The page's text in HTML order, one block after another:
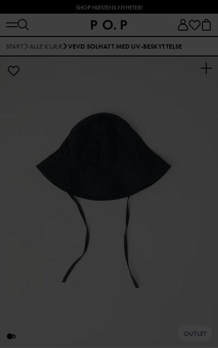
SHOP HØSTENS NYHETER!
START ALLE KLÆR VEVD SOLHATT MED UV-BESKYTTELSE
OUTLET